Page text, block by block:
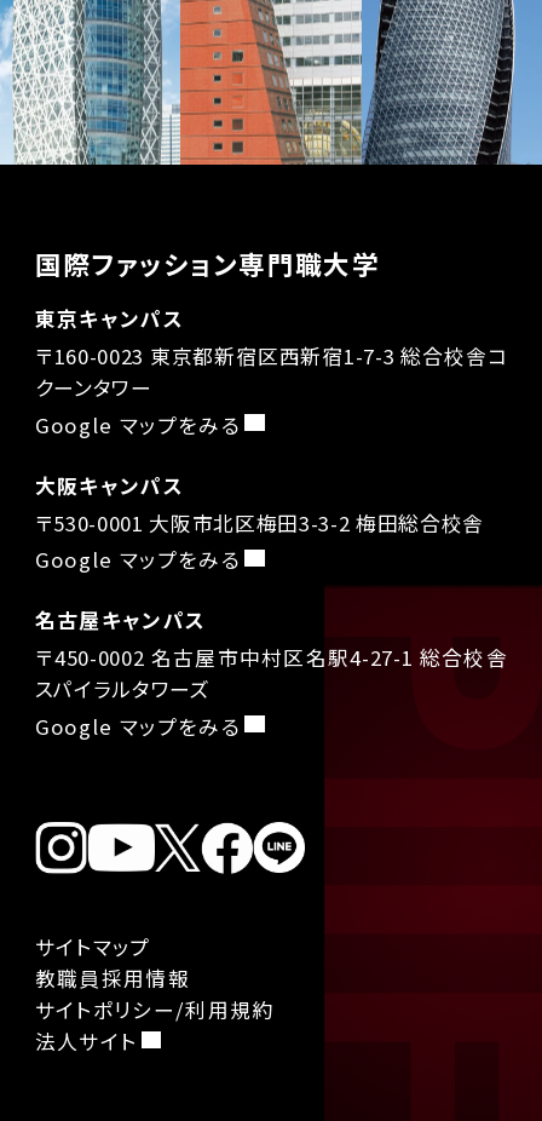
国際ファッション専門職大学
東京キャンパス
〒160-0023 東京都新宿区西新宿1-7-3 総合校舎コ
クーンタワー
Google マップをみる
大阪キャンパス
〒530-0001 大阪市北区梅田3-3-2 梅田総合校舎
Google マップをみる
名古屋キャンパス
〒450-0002 名古屋市中村区名駅4-27-1 総合校舎
スパイラルタワーズ
Google マップをみる
サイトマップ
教職員採用情報
サイトポリシー/利用規約
法人サイト